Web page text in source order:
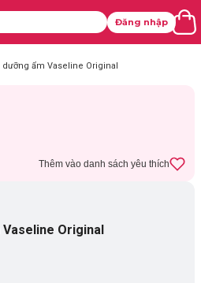
Đăng nhập
dưỡng ẩm Vaseline Original
Thêm vào danh sách yêu thích
Original